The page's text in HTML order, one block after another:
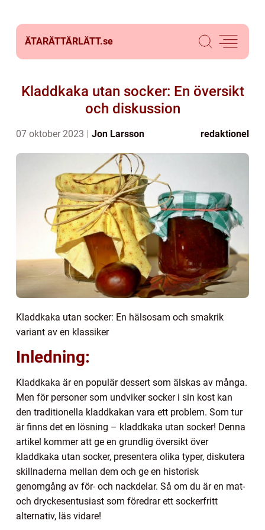
ÄTARÄTTÄRLÄTT.se
Kladdkaka utan socker: En översikt
och diskussion
07 oktober 2023 Jon Larsson redaktionel
Kladdkaka utan socker: En hälsosam och smakrik
variant av en klassiker
Inledning:
Kladdkaka är en populär dessert som älskas av många.
Men för personer som undviker socker i sin kost kan
den traditionella kladdkakan vara ett problem. Som tur
är finns det en lösning – kladdkaka utan socker! Denna
artikel kommer att ge en grundlig översikt över
kladdkaka utan socker, presentera olika typer, diskutera
skillnaderna mellan dem och ge en historisk
genomgång av för- och nackdelar. Så om du är en mat-
och dryckesentusiast som föredrar ett sockerfritt
alternativ, läs vidare!